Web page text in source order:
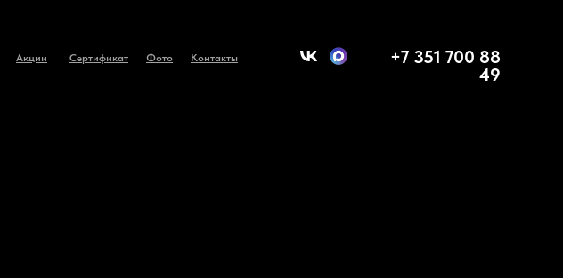
Сертификат
Акции Контакты
Фото
+7 351 700 88
49